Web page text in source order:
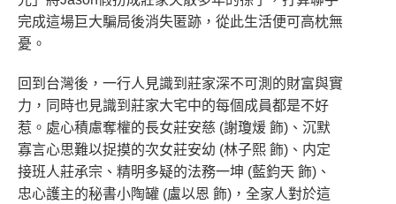
完成這場巨大騙局後消失匿跡，從此生活便可高枕無
憂。
回到台灣後，一行人見識到莊家深不可測的財富與實
力，同時也見識到莊家大宅中的每個成員都是不好
惹。處心積慮奪權的長女莊安慈 (謝瓊煖 飾)、沉默
寡言心思難以捉摸的次女莊安幼 (林子熙 飾)、内定
接班人莊承宗、精明多疑的法務一坤 (藍鈞天 飾)、
忠心護主的秘書小陶罐 (盧以恩 飾)，全家人對於這